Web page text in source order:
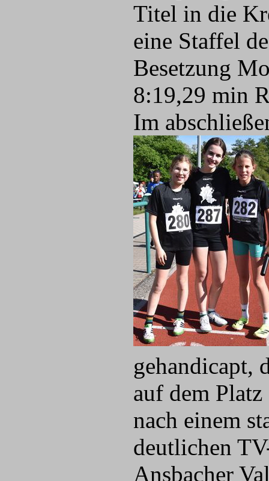
Titel in die
eine Staffel
Besetzung
8:19,29 min
Im
gehandicapt,
auf dem
nach einem
deutlichen
Ansbacher